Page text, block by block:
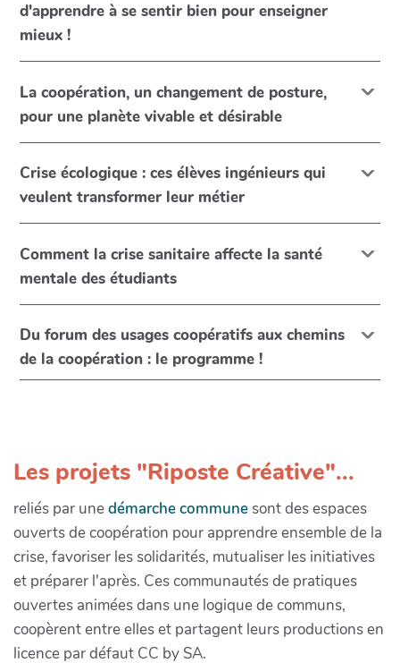
d'apprendre à se sentir bien pour enseigner
mieux !
La coopération, un changement de posture,
pour une planète vivable et désirable
Crise écologique : ces élèves ingénieurs qui
veulent transformer leur métier
Comment la crise sanitaire affecte la santé
mentale des étudiants
Du forum des usages coopératifs aux chemins
de la coopération : le programme !